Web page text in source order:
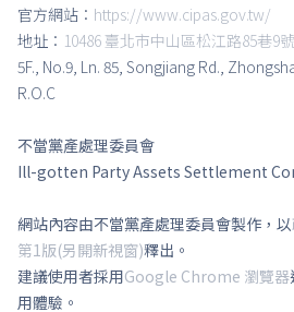
官方網站： https://www.cipas.gov.tw/
地址： 10486 臺北市中山區松江路85巷9
5F., No.9, Ln. 85, Songjiang Rd.,
R.O.C
不當黨產處理委員會
Ill-gotten Party Assets Settlement
網站內容由不當黨產處理委員會製作，以
第1版(另開新視窗)釋出。
建議使用者採用Google Chrome 瀏覽器
用體驗。